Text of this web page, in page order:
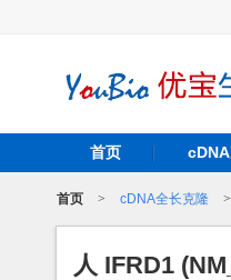
首页
首页 > cDNA全长克隆 >
人 IFRD1